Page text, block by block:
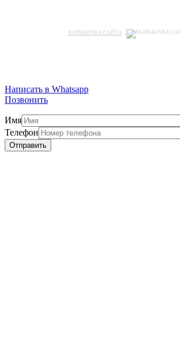
РАЗРАБОТКА САЙТА
Написать в Whatsapp
Позвонить
Имя
Телефон
Отправить